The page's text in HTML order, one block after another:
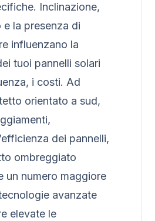
Inclinazione,
e la presenza di
influenzano la
tuoi pannelli solari
i costi. Ad
orientato a sud,
dei pannelli,
ombreggiato
un numero maggiore
avanzate
elevate le